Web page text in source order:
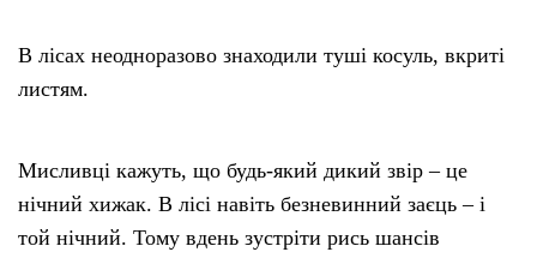
В лісах неодноразово знаходили туші косуль, вкриті
листям.
Мисливці кажуть, що будь-який дикий звір – це
нічний хижак. В лісі навіть безневинний заєць – і
той нічний. Тому вдень зустріти рись шансів